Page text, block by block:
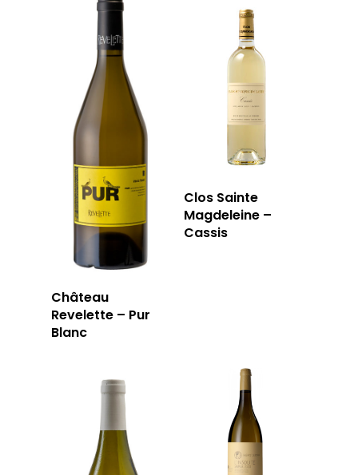
Château
Revelette – Pur
Blanc
Clos Sainte
Magdeleine –
Cassis
LA CAVE
LA CAVE
LA TABLE